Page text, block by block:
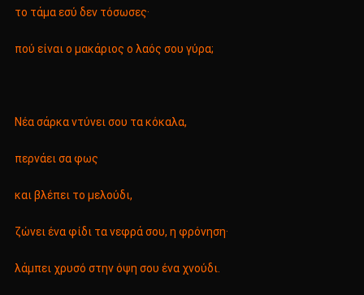
το τάμα εσύ δεν τόσωσες·
πού είναι ο μακάριος ο λαός σου γύρα;
Νέα σάρκα ντύνει σου τα κόκαλα,
περνάει σα φως
και βλέπει το μελούδι,
ζώνει ένα φίδι τα νεφρά σου, η φρόνηση·
λάμπει χρυσό στην όψη σου ένα χνούδι.